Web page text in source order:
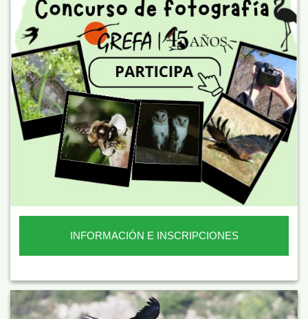
INFORMACIÓN E INSCRIPCIONES